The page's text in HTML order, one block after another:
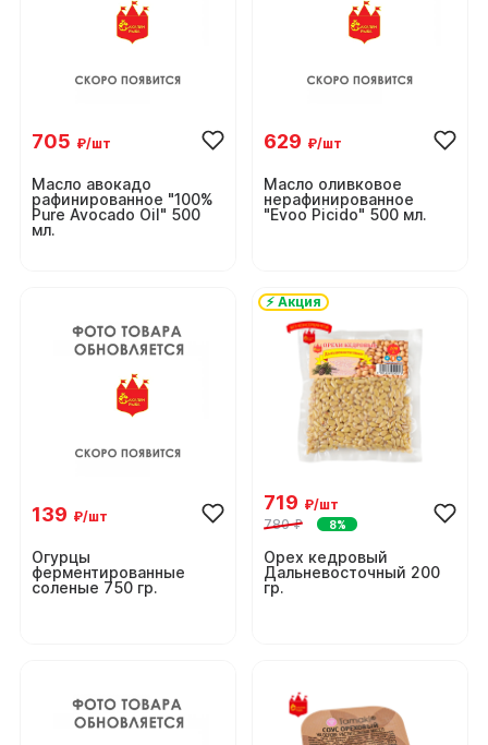
705 ₽/шт
Масло авокадо
рафинированное "100%
Pure Avocado Oil" 500
мл.
629 ₽/шт
Масло оливковое
нерафинированное
"Evoo Picido" 500 мл.
139 ₽/шт
Огурцы
ферментированные
соленые 750 гр.
⚡ Акция
719 ₽/шт
780 ₽
8%
Орех кедровый
Дальневосточный 200
гр.